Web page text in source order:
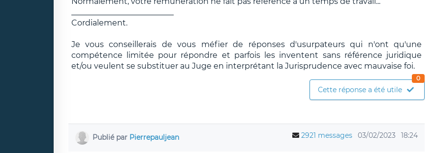
Cordialement.
Je vous conseillerais de vous méfier de réponses d'usurpateurs qui n'ont qu'une
compétence limitée pour répondre et parfois les inventent sans référence juridique
et/ou veulent se substituer au Juge en interprétant la Jurisprudence avec mauvaise foi.
Cette réponse a été utile
0
Publié par Pierrepauljean 2921 messages 03/02/2023 18:24